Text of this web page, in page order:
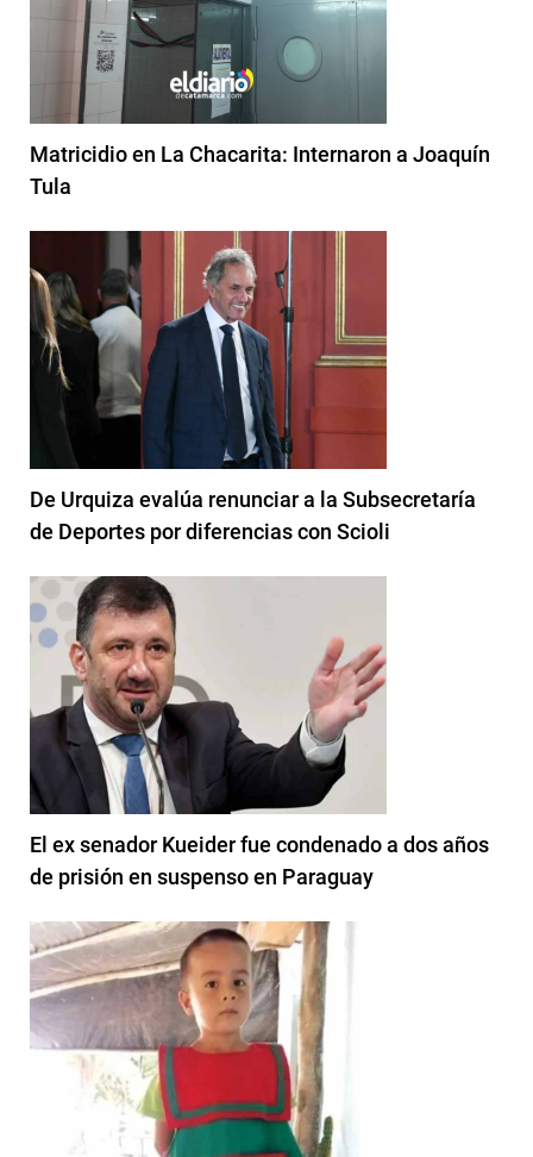
Matricidio en La Chacarita: Internaron a Joaquín
Tula
De Urquiza evalúa renunciar a la Subsecretaría
de Deportes por diferencias con Scioli
El ex senador Kueider fue condenado a dos años
de prisión en suspenso en Paraguay